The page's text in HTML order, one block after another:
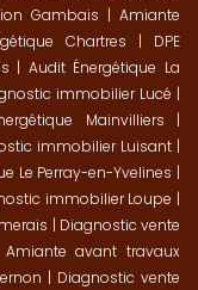
Gambais |Amiante
Chartres | DPE
| Audit Énergétique La
immobilier Lucé |
Mainvilliers |
immobilier Luisant|
Le Perray-en-Yvelines |
immobilier Loupe |
| Diagnostic vente
Amiante avant travaux
| Diagnostic vente